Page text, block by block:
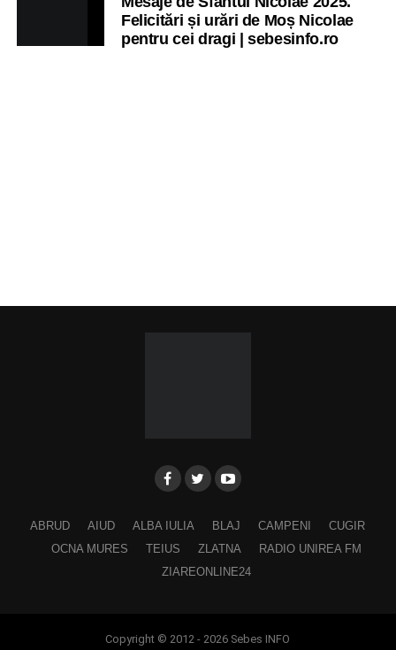
Felicitări și urări de Moș Nicolae
pentru cei dragi | sebesinfo.ro
ABRUD AIUD ALBA IULIA BLAJ CAMPENI
CUGIR
OCNA MURES
TEIUS ZLATNA
RADIO UNIREA FM
ZIAREONLINE24
Copyright © 2012 - 2026 Sebes INFO